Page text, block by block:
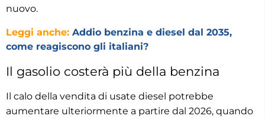
nuovo.
Leggi anche: Addio benzina e diesel dal 2035,
come reagiscono gli italiani?
Il gasolio costerà più della benzina
Il calo della vendita di usate diesel potrebbe
aumentare ulteriormente a partire dal 2026, quando